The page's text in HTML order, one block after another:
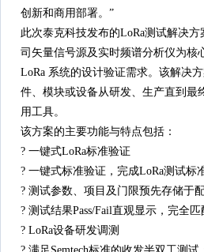
创新和商用部署。”
此次泰克科技发布的LoRa测试解决方
司矢量信号源及实时频谱分析仪为核
LoRa 系统的设计验证需求。该解决
件、模块或设备从研发、生产直到最
用工具。
该方案的主要功能与特点包括：
? 一键式LoRa标准验证
? 一键式标准验证，完成LoRa测试标
? 测试参数、项目及门限预先存储于
? 测试结果Pass/Fail直观显示，完全
? LoRa设备研发调测